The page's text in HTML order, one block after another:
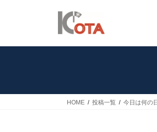
HOME 投稿一覧 今日は何の